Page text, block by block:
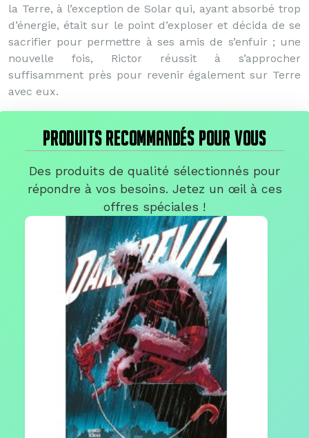
la Terre, à l’exception de Solar qui, ayant absorbé trop
d’énergie, était sur le point d’exploser et décida de se
sacrifier pour permettre à ses amis de s’enfuir ; une
nouvelle fois, Rictor réussit à s’approcher
suffisamment près pour revenir également sur Terre
avec eux.
PRODUITS RECOMMANDÉS POUR VOUS
Des produits de qualité sélectionnés pour
répondre à vos besoins. Jetez un œil à ces
offres spéciales !